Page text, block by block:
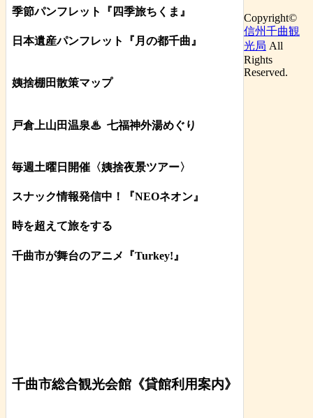
季節パンフレット『四季旅ちくま』
日本遺産パンフレット 『月の都千曲 』
姨捨棚田散策マップ
戸倉上山田温泉♨ 七福神外湯めぐり
毎週土曜日開催〈姨捨夜景ツアー〉
スナック情報発信中！『NEOネオン』
時を超えて旅をする
千曲市が舞台のアニメ『Turkey!』
千曲市総合観光会館《貸館利用案内》
Copyright©
信州千曲観
光局 All
Rights
Reserved.